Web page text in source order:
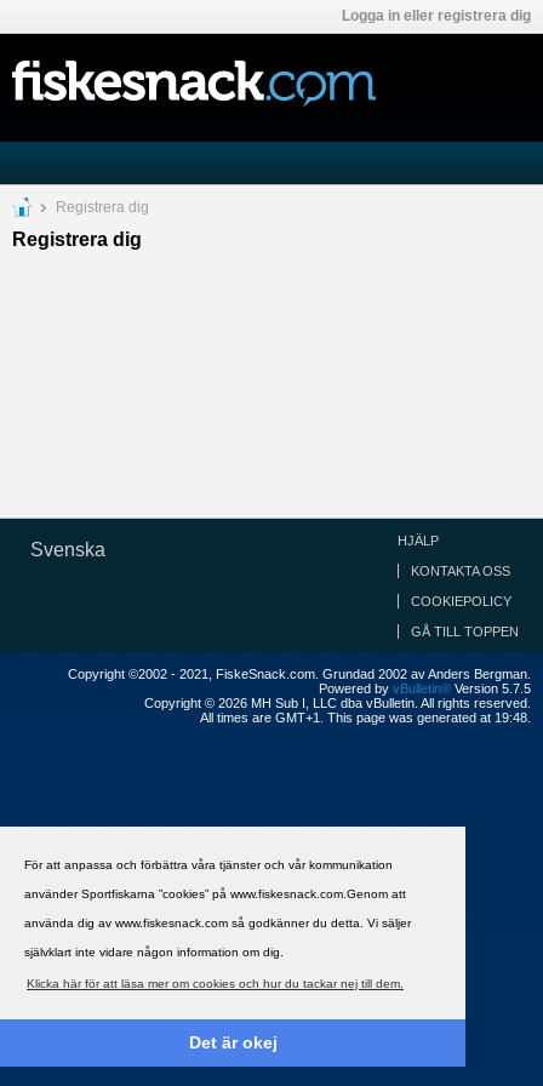
För att anpassa och förbättra våra tjänster och vår kommunikation
använder Sportfiskarna ”cookies” på www.fiskesnack.com.Genom att
använda dig av www.fiskesnack.com så godkänner du detta. Vi säljer
självklart inte vidare någon information om dig.
Klicka här för att läsa mer om cookies och hur du tackar nej till dem.
Det är okej
Logga in eller registrera dig
Registrera dig
Registrera dig
Svenska HJÄLP
KONTAKTA OSS
COOKIEPOLICY
GÅ TILL TOPPEN
Copyright ©2002 - 2021, FiskeSnack.com. Grundad 2002 av Anders Bergman.
Powered by vBulletin® Version 5.7.5
Copyright © 2026 MH Sub I, LLC dba vBulletin. All rights reserved.
All times are GMT+1. This page was generated at 19:48.